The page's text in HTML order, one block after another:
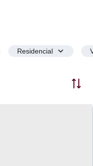
Residencial
Ordenar